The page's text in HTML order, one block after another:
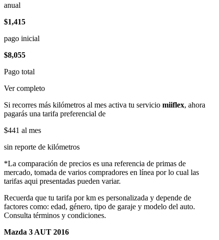
anual
$1,415
pago inicial
$8,055
Pago total
Ver completo
Si recorres más kilómetros al mes activa tu servicio miiflex, ahora
pagarás una tarifa preferencial de
$441 al mes
sin reporte de kilómetros
*La comparación de precios es una referencia de primas de
mercado, tomada de varios compradores en línea por lo cual las
tarifas aqui presentadas pueden variar.
Recuerda que tu tarifa por km es personalizada y depende de
factores como: edad, género, tipo de garaje y modelo del auto.
Consulta términos y condiciones.
Mazda 3 AUT 2016